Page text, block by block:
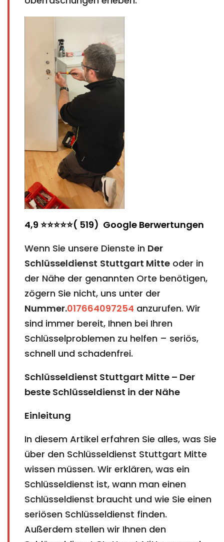
4,9 ⭐⭐⭐⭐⭐( 519) Google Berwertungen
Wenn Sie unsere Dienste in Der
Schlüsseldienst Stuttgart Mitte oder in
der Nähe der genannten Orte benötigen,
zögern Sie nicht, uns unter der
Nummer.017664097254 anzurufen. Wir
sind immer bereit, Ihnen bei Ihren
Schlüsselproblemen zu helfen – seriös,
schnell und schadenfrei.
Schlüsseldienst Stuttgart Mitte – Der
beste Schlüsseldienst in der Nähe
Einleitung
In diesem Artikel erfahren Sie alles, was Sie
über den Schlüsseldienst Stuttgart Mitte
wissen müssen. Wir erklären, was ein
Schlüsseldienst ist, wann man einen
Schlüsseldienst braucht und wie Sie einen
seriösen Schlüsseldienst finden.
Außerdem stellen wir Ihnen den